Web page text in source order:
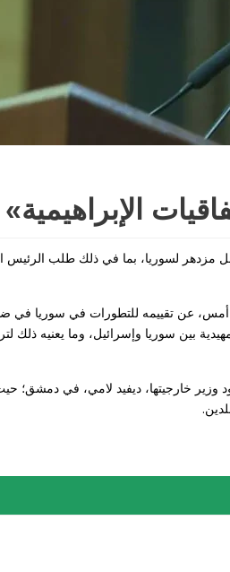
الإبراهيمية»
لسوريا، بما في ذلك طلب الرئيس
عن تقييمه للتطورات في سوريا في
بين سوريا وإسرائيل، وما يعنيه ذلك
وزير خارجيتها، ديفيد لامي، في